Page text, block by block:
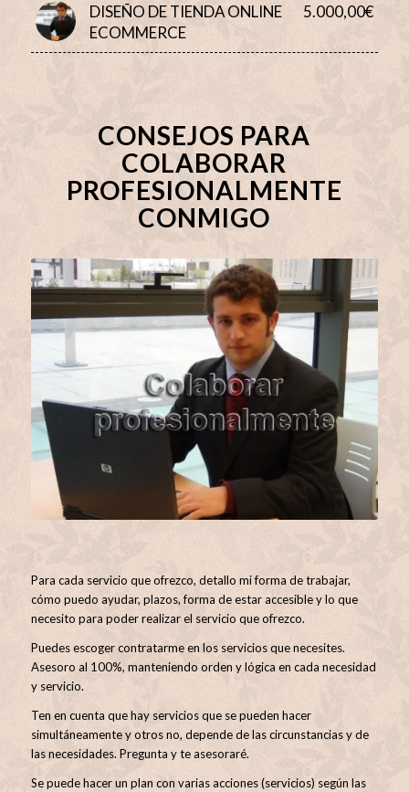
DISEÑO DE TIENDA ONLINE
ECOMMERCE
5.000,00€
CONSEJOS PARA
COLABORAR
PROFESIONALMENTE
CONMIGO
Para cada servicio que ofrezco, detallo mi forma de trabajar,
cómo puedo ayudar, plazos, forma de estar accesible y lo que
necesito para poder realizar el servicio que ofrezco.
Puedes escoger contratarme en los servicios que necesites.
Asesoro al 100%, manteniendo orden y lógica en cada necesidad
y servicio.
Ten en cuenta que hay servicios que se pueden hacer
simultáneamente y otros no, depende de las circunstancias y de
las necesidades. Pregunta y te asesoraré.
Se puede hacer un plan con varias acciones (servicios) según las